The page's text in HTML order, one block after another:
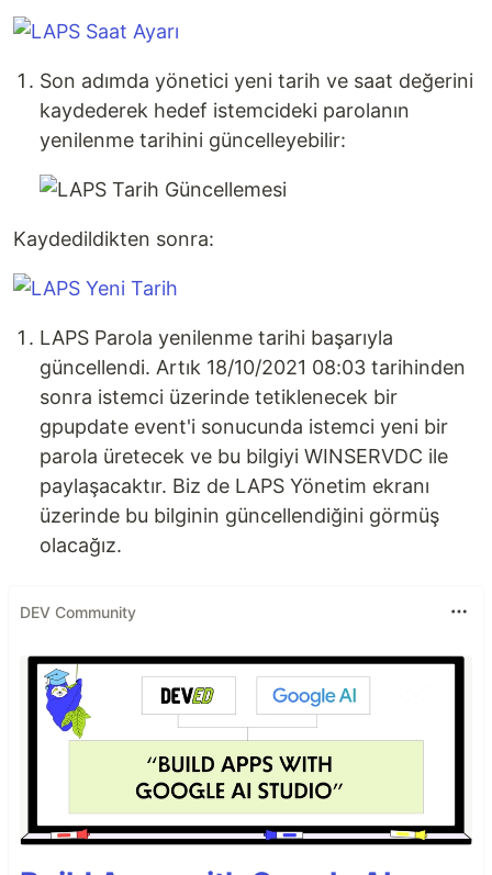
Son adımda yönetici yeni tarih ve saat değerini
kaydederek hedef istemcideki parolanın
yenilenme tarihini güncelleyebilir:
Kaydedildikten sonra:
LAPS Parola yenilenme tarihi başarıyla
güncellendi. Artık 18/10/2021 08:03 tarihinden
sonra istemci üzerinde tetiklenecek bir
gpupdate event'i sonucunda istemci yeni bir
parola üretecek ve bu bilgiyi WINSERVDC ile
paylaşacaktır. Biz de LAPS Yönetim ekranı
üzerinde bu bilginin güncellendiğini görmüş
olacağız.
DEV Community